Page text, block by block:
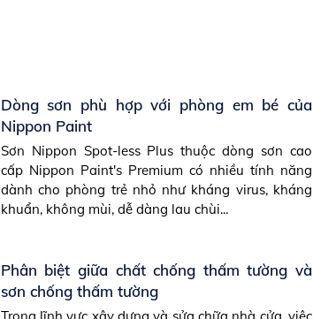
Dòng sơn phù hợp với phòng em bé của
Nippon Paint
Sơn Nippon Spot-less Plus thuộc dòng sơn cao
cấp Nippon Paint's Premium có nhiều tính năng
dành cho phòng trẻ nhỏ như kháng virus, kháng
khuẩn, không mùi, dễ dàng lau chùi...
Phân biệt giữa chất chống thấm tường và
sơn chống thấm tường